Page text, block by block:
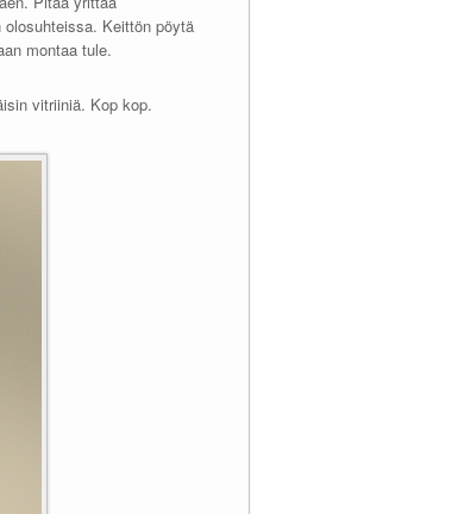
Keittön pöytä
montaa tule.
vitriiniä. Kop kop.